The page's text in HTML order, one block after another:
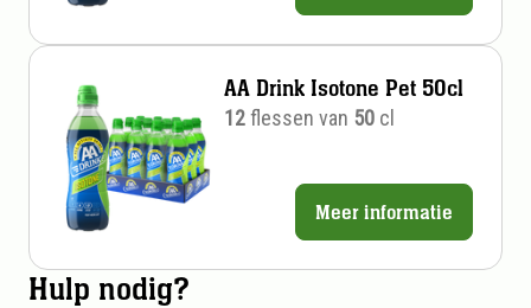
AA Drink Isotone Pet 50cl
12flessen van 50 cl
Meer informatie
Hulp nodig?